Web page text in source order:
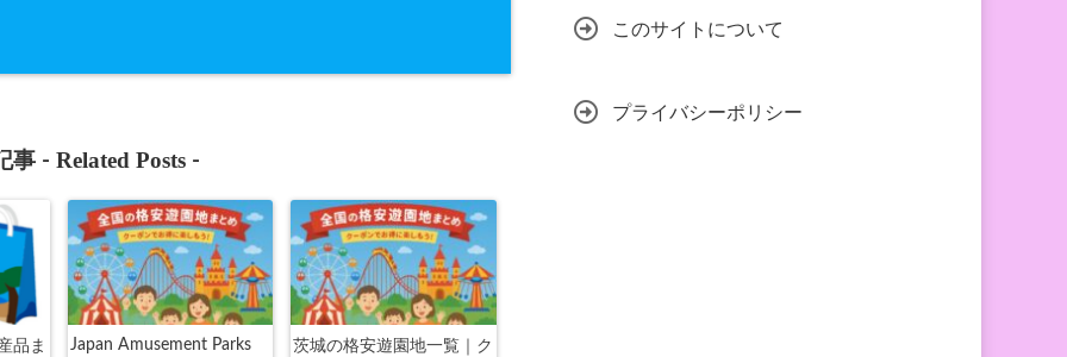
事 - Related Posts -
品ま
Japan Amusement Parks
茨城の格安遊園地一覧｜ク
このサイトについて
プライバシーポリシー